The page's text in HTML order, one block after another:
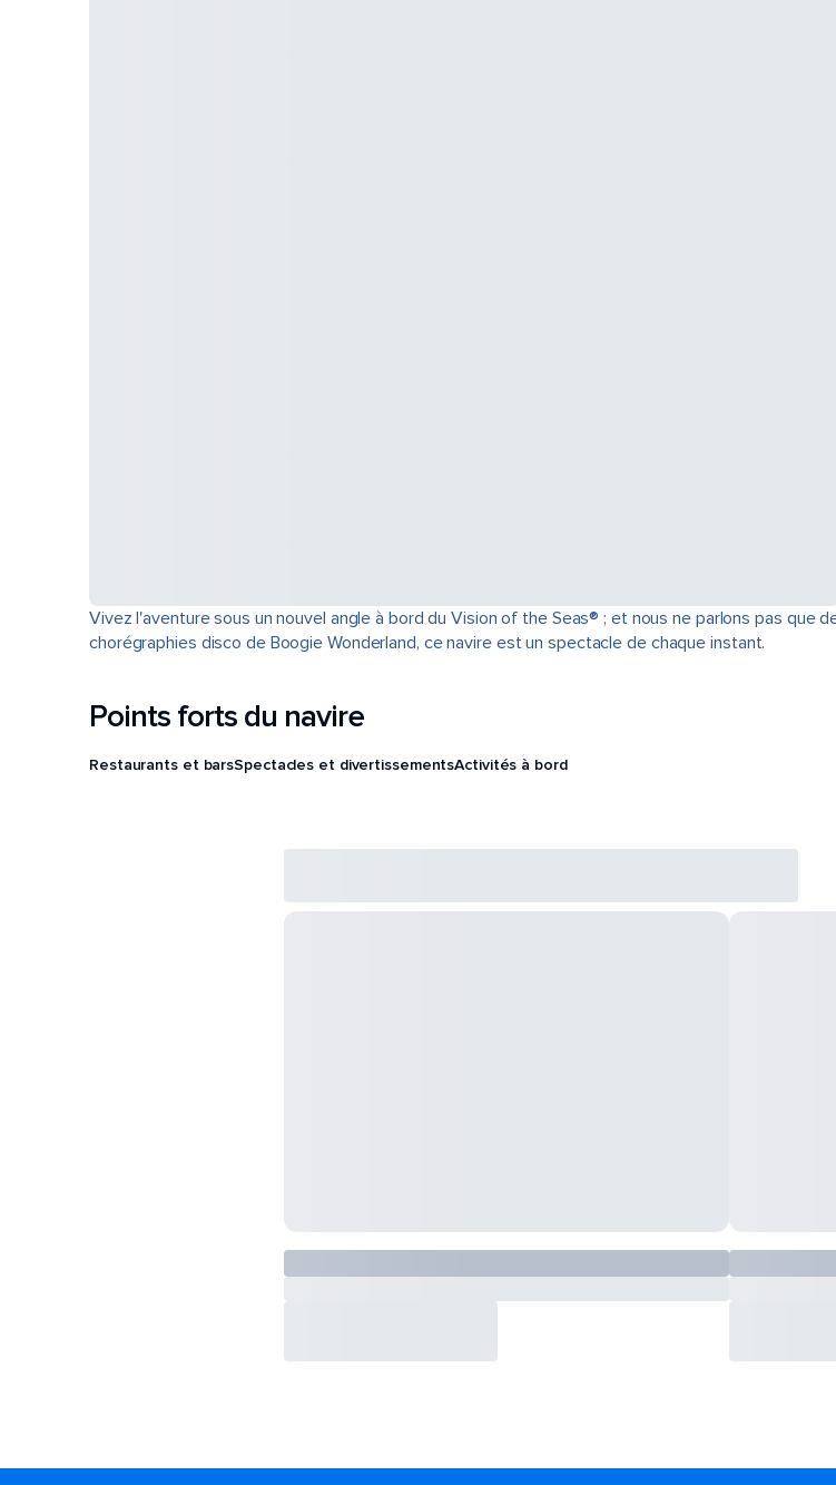
Vivez l'aventure sous un nouvel angle à bord du Vision of the Seas® ; et nous ne parlons pas que
chorégraphies disco de Boogie Wonderland, ce navire est un spectacle de chaque instant.
Points forts du navire
Restaurants et barsSpectacles et divertissementsActivités à bord